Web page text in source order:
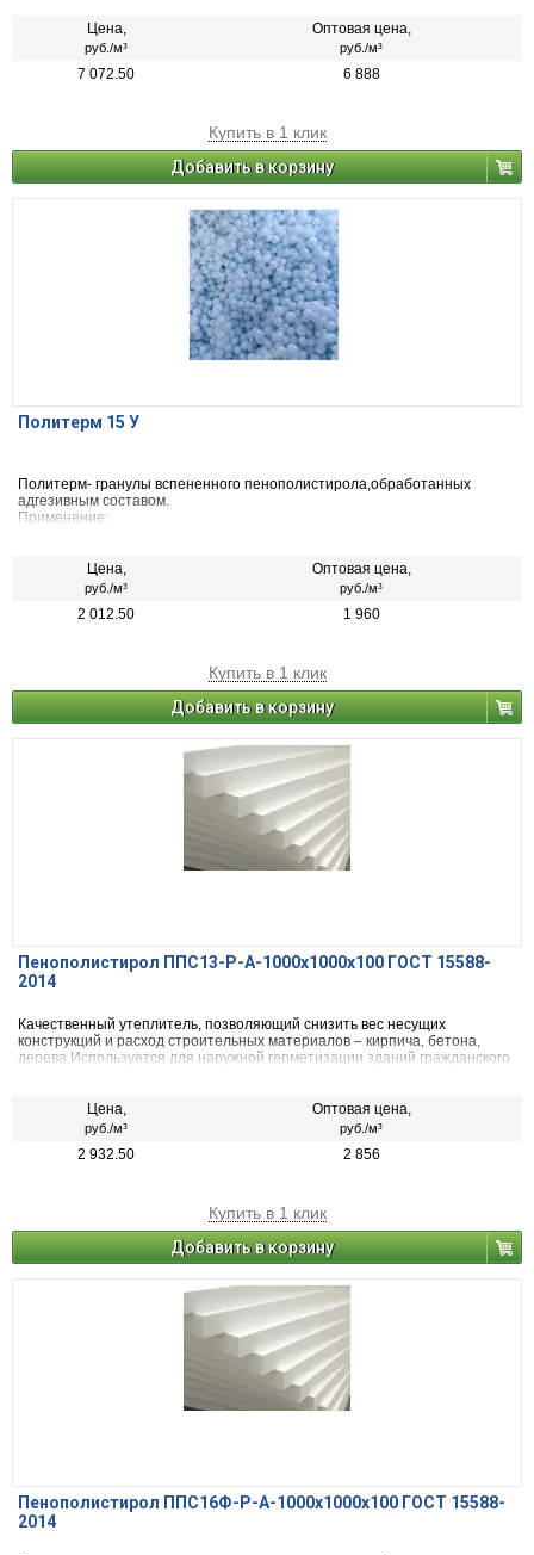
Цена,
руб./м³
Оптовая цена,
руб./м³
7 072.50 6 888
Купить в 1 клик
Добавить в корзину
Политерм 15 У
Политерм- гранулы вспененного пенополистирола,обработанных
адгезивным составом.
Применение:
-утепление и выравнивание покрытий реконструируемых зданий.
«Политерм» используется в качестве заполнителя
объекте смешиваются с цементом и водой, в соответствии с
замешивания смеси используют бетоносмесители с различным
Цена,
руб./м³
Оптовая цена,
руб./м³
2 012.50 1 960
Купить в 1 клик
Добавить в корзину
Пенополистирол ППС13-Р-А-1000x1000x100 ГОСТ 15588-
2014
Качественный утеплитель, позволяющий снизить вес несущих
конструкций и расход строительных материалов – кирпича, бетона,
дерева.Используется для наружной герметизации зданий гражданского
Цена,
руб./м³
Оптовая цена,
руб./м³
2 932.50 2 856
Купить в 1 клик
Добавить в корзину
Пенополистирол ППС16Ф-Р-А-1000x1000x100 ГОСТ 15588-
2014